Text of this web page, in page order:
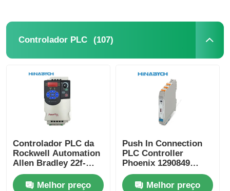
Controlador PLC (107)
Controlador PLC da
Rockwell Automation
Allen Bradley 22f-
D2p5n103 3pH 528V
0,75kw Powerflex
Melhor preço
Push In Connection
PLC Controller
Phoenix 1290849
MACX MCR-EX-AP-
2T-2I-SP Compact
Melhor preço